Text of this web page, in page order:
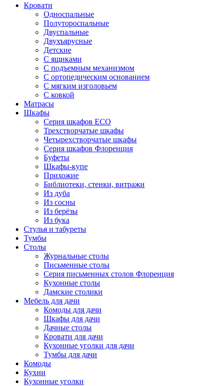
Кровати
Односпальные
Полутороспальные
Двуспальные
Двухъярусные
Детские
С ящиками
С подъемным механизмом
С ортопедическим основанием
С мягким изголовьем
С ковкой
Матрасы
Шкафы
Серия шкафов ECO
Трехстворчатые шкафы
Четырехстворчатые шкафы
Серия шкафов Флоренция
Буфеты
Шкафы-купе
Прихожие
Библиотеки, стенки, витражи
Из дуба
Из сосны
Из берёзы
Из бука
Стулья и табуреты
Тумбы
Столы
Журнальные столы
Письменные столы
Серия письменных столов Флоренция
Кухонные столы
Дамские столики
Мебель для дачи
Комоды для дачи
Шкафы для дачи
Дачные столы
Кровати для дачи
Кухонные уголки для дачи
Тумбы для дачи
Комоды
Кухни
Кухонные уголки